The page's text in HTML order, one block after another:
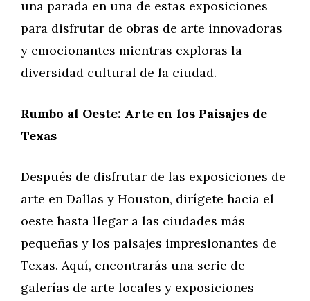
una parada en una de estas exposiciones
para disfrutar de obras de arte innovadoras
y emocionantes mientras exploras la
diversidad cultural de la ciudad.
Rumbo al Oeste: Arte en los Paisajes de
Texas
Después de disfrutar de las exposiciones de
arte en Dallas y Houston, dirígete hacia el
oeste hasta llegar a las ciudades más
pequeñas y los paisajes impresionantes de
Texas. Aquí, encontrarás una serie de
galerías de arte locales y exposiciones